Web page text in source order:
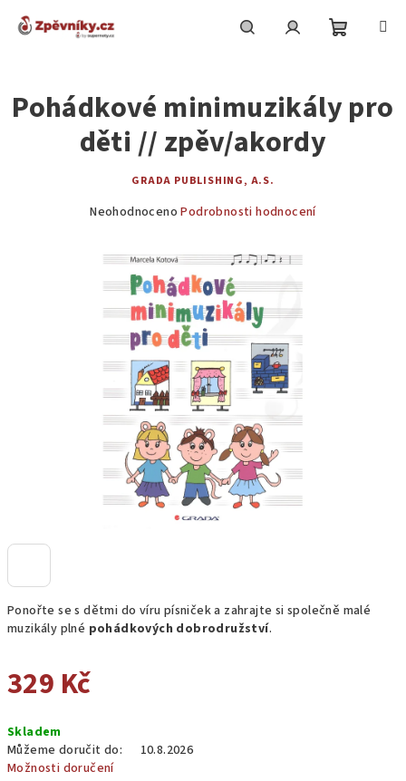
košík
Ponořte se s dětmi do víru písniček a zahrajte si společně malé
muzikály plné pohádkových dobrodružství.
329 Kč
cena:
Skladem
Můžeme doručit do:
10.8.2026
Možnosti doručení
Pohádkové minimuzikály pro
děti // zpěv/akordy
GRADA PUBLISHING, A.S.
Průměrné
0,0
hvězdiček.
Neohodnoceno Podrobnosti hodnocení